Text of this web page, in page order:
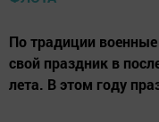
По традиции
свой праздник в
лета. В этом году